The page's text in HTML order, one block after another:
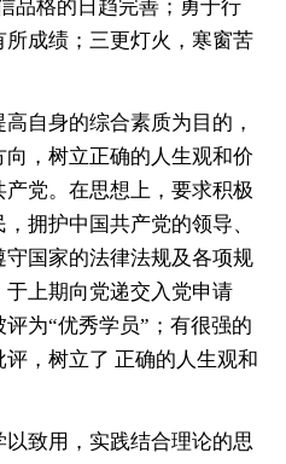
品格的日趋完善；勇于行
成绩；三更灯火，寒窗苦
自身的综合素质为目的，
，树立正确的人生观和价
党。在思想上，要求积极
拥护中国共产党的领导、
国家的法律法规及各项规
上期向党递交入党申请
为“优秀学员”；有很强的
评，树立了 正确的人生观和
致用，实践结合理论的思